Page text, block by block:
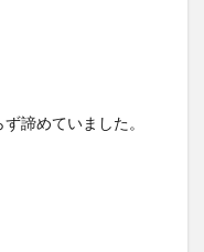
諦めていました。